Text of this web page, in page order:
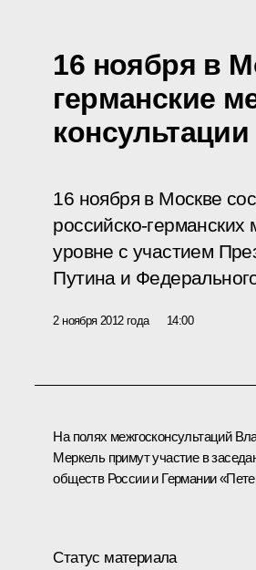
16 ноября в
германские
консультации
16 ноября в Москве
российско-
уровне с участием
Путина и
2 ноября 2012 года 14:00
На полях межгосконсультаций
Меркель примут участие в
обществ России и Германии
Статус материала